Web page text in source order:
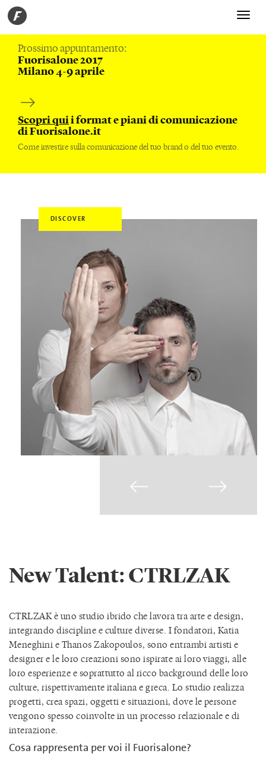
Toggle
Prossimo appuntamento:
Fuorisalone 2017
Milano 4-9 aprile
Scopri quii format e piani di comunicazione
di Fuorisalone.it
Come investire sulla comunicazione del tuo brand o del tuo evento.
DISCOVER
New Talent: CTRLZAK
CTRLZAK è uno studio ibrido che lavora tra arte e design,
integrando discipline e culture diverse. I fondatori, Katia
Meneghini e Thanos Zakopoulos, sono entrambi artisti e
designer e le loro creazioni sono ispirate ai loro viaggi, alle
loro esperienze e soprattutto al ricco background delle loro
culture, rispettivamente italiana e greca. Lo studio realizza
progetti, crea spazi, oggetti e situazioni, dove le persone
vengono spesso coinvolte in un processo relazionale e di
interazione.
Cosa rappresenta per voi il Fuorisalone?